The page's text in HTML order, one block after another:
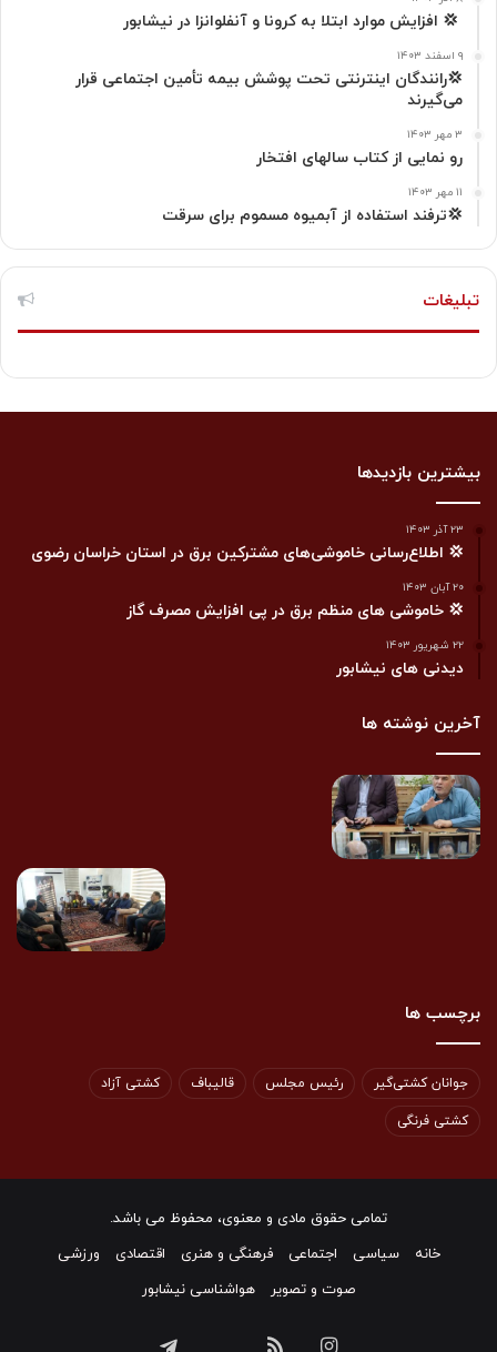
ر
م
‍ 💢 افزایش موارد ابتلا به کرونا و آنفلوانزا در نیشابور
۹ اسفند ۱۴۰۳
💢رانندگان اینترنتی تحت پوشش بیمه تأمین اجتماعی قرار
می‌گیرند
۳ مهر ۱۴۰۳
رو نمایی از کتاب سالهای افتخار
۱۱ مهر ۱۴۰۳
💢ترفند استفاده از آبمیوه مسموم برای سرقت
تبلیغات
بیشترین بازدیدها
۲۳ آذر ۱۴۰۳
💢 اطلاع‌رسانی خاموشی‌های مشترکین برق در استان خراسان رضوی
۲۰ آبان ۱۴۰۳
💢 خاموشی های منظم برق در پی افزایش مصرف گاز
۲۲ شهریور ۱۴۰۳
دیدنی های نیشابور
آخرین نوشته ها
برچسب ها
جوانان کشتی‌گیر رئیس مجلس قالیباف کشتی آزاد
کشتی فرنگی
تمامی حقوق مادی و معنوی، محفوظ می باشد.
خانه
سیاسی اجتماعی فرهنگی و هنری اقتصادی
ورزشی
صوت و تصویر
هواشناسی نیشابور
اینستاگرام